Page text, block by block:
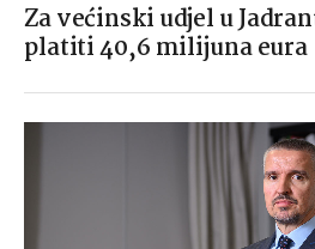
Za većinski udjel u
platiti 40,6 milijuna eura